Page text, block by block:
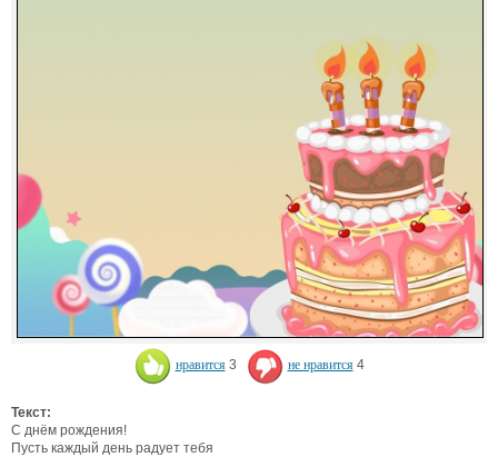
нравится 3 не нравится 4
Текст:
С днём рождения!
Пусть каждый день радует тебя